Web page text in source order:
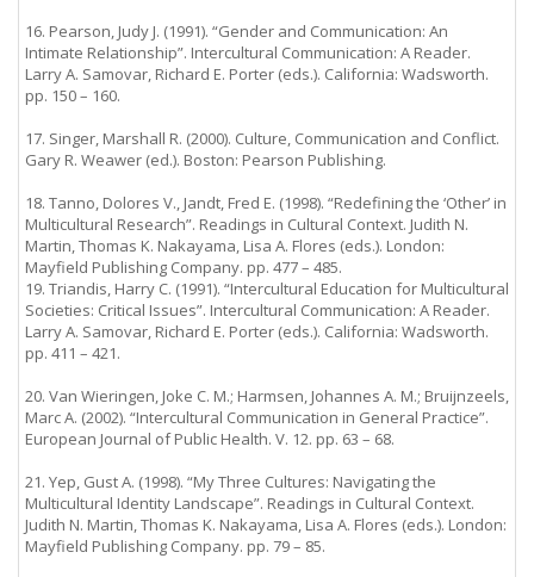
16. Pearson, Judy J. (1991). “Gender and Communication: An
Intimate Relationship”. Intercultural Communication: A Reader.
Larry A. Samovar, Richard E. Porter (eds.). California: Wadsworth.
pp. 150 – 160.
17. Singer, Marshall R. (2000). Culture, Communication and Conflict.
Gary R. Weawer (ed.). Boston: Pearson Publishing.
18. Tanno, Dolores V., Jandt, Fred E. (1998). “Redefining the ‘Other’ in
Multicultural Research”. Readings in Cultural Context. Judith N.
Martin, Thomas K. Nakayama, Lisa A. Flores (eds.). London:
Mayfield Publishing Company. pp. 477 – 485.
19. Triandis, Harry C. (1991). “Intercultural Education for Multicultural
Societies: Critical Issues”. Intercultural Communication: A Reader.
Larry A. Samovar, Richard E. Porter (eds.). California: Wadsworth.
pp. 411 – 421.
20. Van Wieringen, Joke C. M.; Harmsen, Johannes A. M.; Bruijnzeels,
Marc A. (2002). “Intercultural Communication in General Practice”.
European Journal of Public Health. V. 12. pp. 63 – 68.
21. Yep, Gust A. (1998). “My Three Cultures: Navigating the
Multicultural Identity Landscape”. Readings in Cultural Context.
Judith N. Martin, Thomas K. Nakayama, Lisa A. Flores (eds.). London:
Mayfield Publishing Company. pp. 79 – 85.